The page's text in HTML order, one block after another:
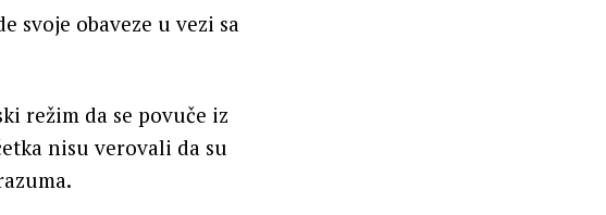
svoje obaveze u vezi sa
režim da se povuče iz
nisu verovali da su